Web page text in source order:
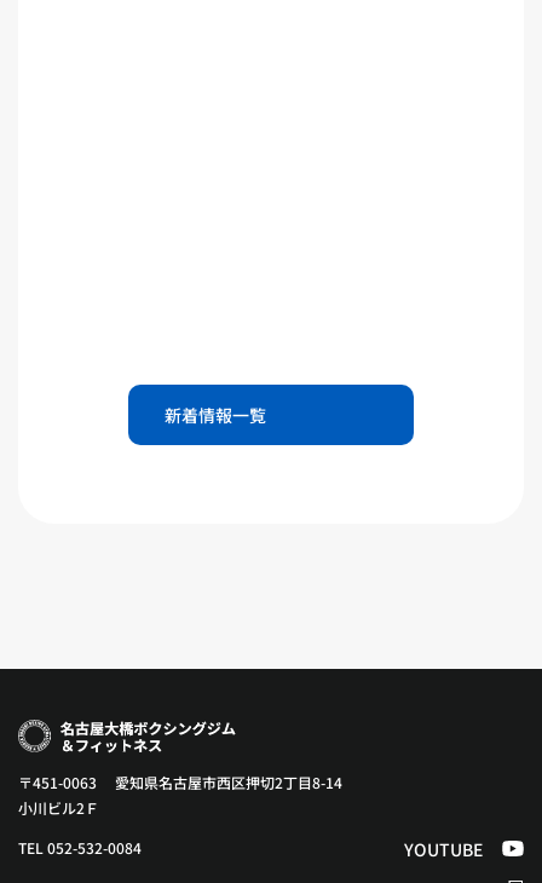
新着情報一覧
〒451-0063 愛知県名古屋市西区押切2丁目8-14
小川ビル2Ｆ
TEL 052-532-0084
YOUTUBE